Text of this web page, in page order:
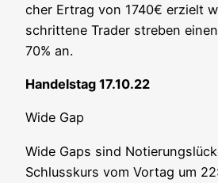
cher Ertrag von 1740€ erzielt
schrit­te­ne Trader stre­ben
70% an.
Han­dels­tag 17.10.22
Wide Gap
Wide Gaps sind
Schluss­kurs vom Vor­tag um